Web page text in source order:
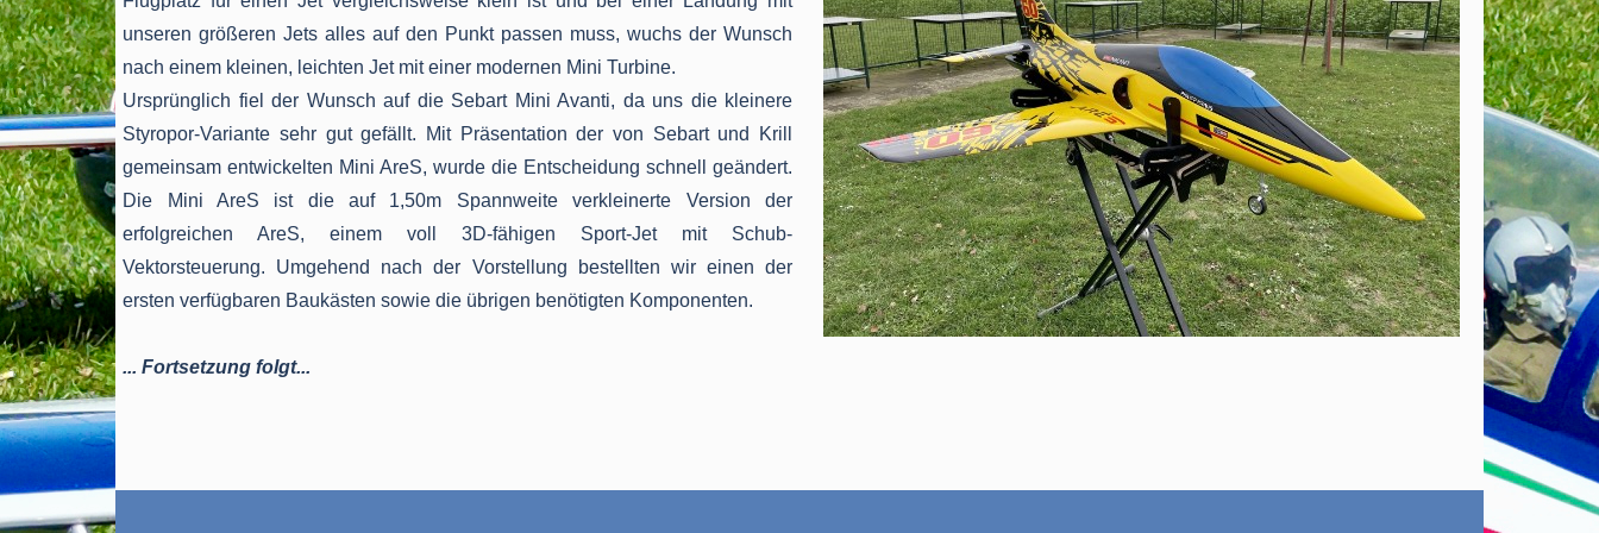
unseren größeren Jets alles auf den Punkt passen muss, wuchs der Wunsch
nach einem kleinen, leichten Jet mit einer modernen Mini Turbine.
Ursprünglich fiel der Wunsch auf die Sebart Mini Avanti, da uns die kleinere
Styropor-Variante sehr gut gefällt. Mit Präsentation der von Sebart und Krill
gemeinsam entwickelten Mini AreS, wurde die Entscheidung schnell geändert.
Die Mini AreS ist die auf 1,50m Spannweite verkleinerte Version der
erfolgreichen AreS, einem voll 3D-fähigen Sport-Jet mit Schub-
Vektorsteuerung. Umgehend nach der Vorstellung bestellten wir einen der
ersten verfügbaren Baukästen sowie die übrigen benötigten Komponenten.
... Fortsetzung folgt...